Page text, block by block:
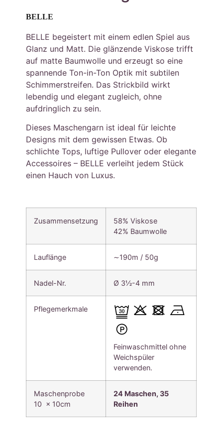
BELLE
BELLE begeistert mit einem edlen Spiel aus
Glanz und Matt. Die glänzende Viskose trifft
auf matte Baumwolle und erzeugt so eine
spannende Ton-in-Ton Optik mit subtilen
Schimmerstreifen. Das Strickbild wirkt
lebendig und elegant zugleich, ohne
aufdringlich zu sein.
Dieses Maschengarn ist ideal für leichte
Designs mit dem gewissen Etwas. Ob
schlichte Tops, luftige Pullover oder elegante
Accessoires – BELLE verleiht jedem Stück
einen Hauch von Luxus.
Zusammensetzung
58% Viskose
42% Baumwolle
Lauflänge ∼190m / 50g
Nadel-Nr. Ø 3½-4 mm
Pflegemerkmale
Feinwaschmittel ohne
Weichspüler
verwenden.
Maschenprobe
10 x 10cm
24 Maschen, 35
Reihen